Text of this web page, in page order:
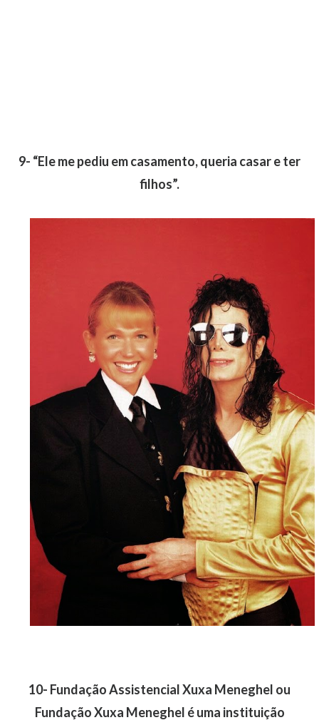
9- “Ele me pediu em casamento, queria casar e ter
filhos”.
10- Fundação Assistencial Xuxa Meneghel ou
Fundação Xuxa Meneghel é uma instituição